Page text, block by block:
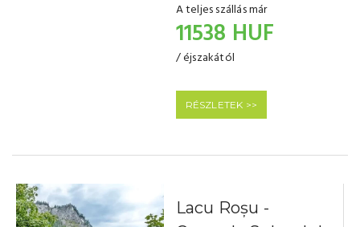
A teljes szállás már
11538 HUF
/ éjszakától
RÉSZLETEK >>
Lacu Roșu -